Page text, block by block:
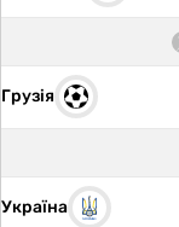
Грузія
Україна